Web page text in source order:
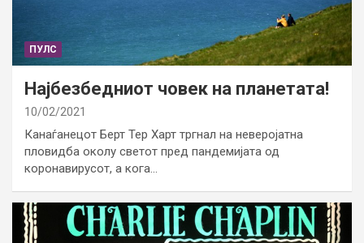
ПУЛС
Најбезбедниот човек на планетата!
10/02/2021
Канаѓанецот Берт Тер Харт тргнал на неверојатна
пловидба околу светот пред пандемијата од
коронавирусот, а кога…